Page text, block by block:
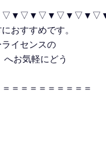
おすすめです。
イセンスの
お気軽にどう
＝＝＝＝＝＝＝＝＝